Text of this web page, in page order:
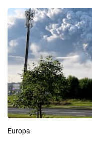
Europa